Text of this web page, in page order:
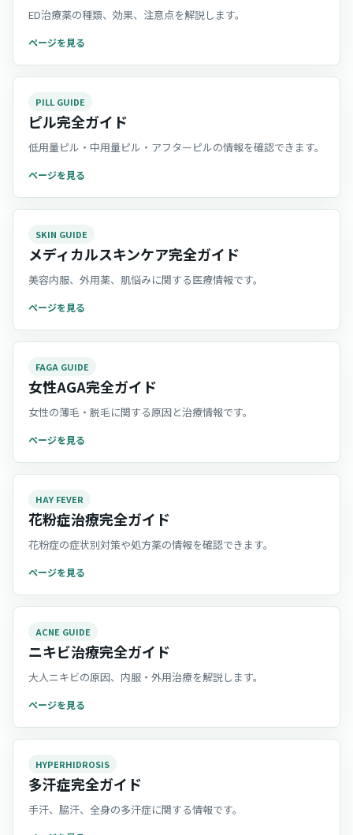
ED治療薬の種類、効果、注意点を解説します。
ページを見る
PILL GUIDE
ピル完全ガイド
低用量ピル・中用量ピル・アフターピルの情報を確認できます。
ページを見る
SKIN GUIDE
メディカルスキンケア完全ガイド
美容内服、外用薬、肌悩みに関する医療情報です。
ページを見る
FAGA GUIDE
女性AGA完全ガイド
女性の薄毛・脱毛に関する原因と治療情報です。
ページを見る
HAY FEVER
花粉症治療完全ガイド
花粉症の症状別対策や処方薬の情報を確認できます。
ページを見る
ACNE GUIDE
ニキビ治療完全ガイド
大人ニキビの原因、内服・外用治療を解説します。
ページを見る
HYPERHIDROSIS
多汗症完全ガイド
手汗、脇汗、全身の多汗症に関する情報です。